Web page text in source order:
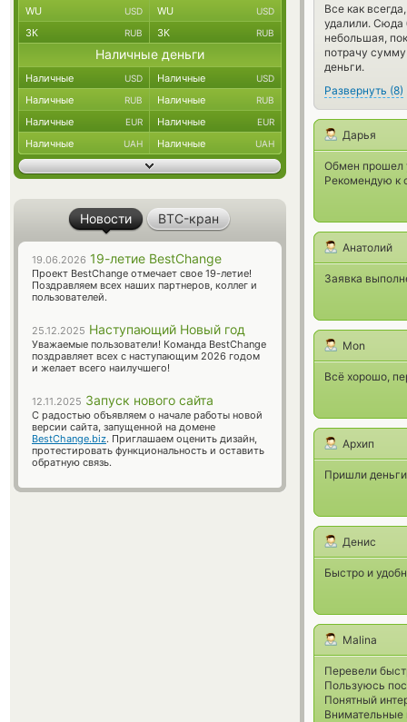
Все как
удалили. Сюда
небольшая,
потрачу
деньги.
Развернуть (8)
Дарья
Обмен прошел
Рекомендую к
Анатолий
Заявка
Мon
Всё хорошо,
Архип
Пришли
Денис
Быстро и
Malina
Перевели
Пользуюсь
Понятный
Внимательные
WU USD WU USD
ЗК RUB ЗК RUB
Наличные деньги
Наличные USD Наличные USD
Наличные RUB Наличные RUB
Наличные EUR Наличные EUR
Наличные UAH Наличные UAH
Новости BTC-кран
19.06.2026 19-летие BestChange
Проект BestChange отмечает свое 19-летие!
Поздравляем всех наших партнеров, коллег и
пользователей.
25.12.2025 Наступающий Новый год
Уважаемые пользователи! Команда BestChange
поздравляет всех с наступающим 2026 годом
и желает всего наилучшего!
12.11.2025 Запуск нового сайта
С радостью объявляем о начале работы новой
версии сайта, запущенной на домене
BestChange.biz. Приглашаем оценить дизайн,
протестировать функциональность и оставить
обратную связь.